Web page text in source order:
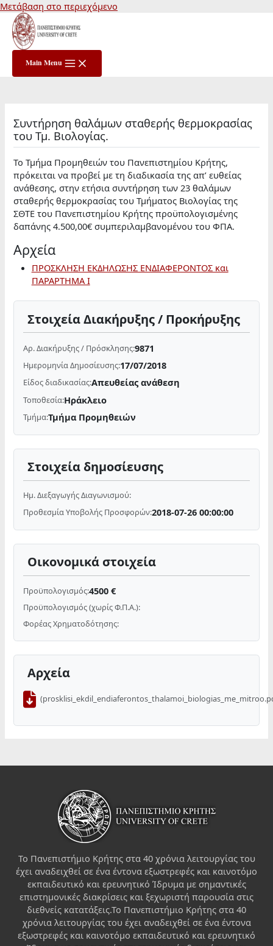
Μετάβαση στο περιεχόμενο
Main Menu
Συντήρηση θαλάμων σταθερής θερμοκρασίας
του Τμ. Βιολογίας.
Το Τμήμα Προμηθειών του Πανεπιστημίου Κρήτης,
πρόκειται να προβεί με τη διαδικασία της απ’ ευθείας
ανάθεσης, στην ετήσια συντήρηση των 23 θαλάμων
σταθερής θερμοκρασίας του Τμήματος Βιολογίας της
ΣΘΤΕ του Πανεπιστημίου Κρήτης προϋπολογισμένης
δαπάνης 4.500,00€ συμπεριλαμβανομένου του ΦΠΑ.
Αρχεία
ΠΡΟΣΚΛΗΣΗ ΕΚΔΗΛΩΣΗΣ ΕΝΔΙΑΦΕΡΟΝΤΟΣ και
ΠΑΡΑΡΤΗΜΑ Ι
Στοιχεία Διακήρυξης / Προκήρυξης
Αρ. Διακήρυξης / Πρόσκλησης:9871
Ημερομηνία Δημοσίευσης:17/07/2018
Είδος διαδικασίας:Απευθείας ανάθεση
Τοποθεσία:Ηράκλειο
Τμήμα:Τμήμα Προμηθειών
Στοιχεία δημοσίευσης
Ημ. Διεξαγωγής Διαγωνισμού:
Προθεσμία Υποβολής Προσφορών:2018-07-26 00:00:00
Οικονομικά στοιχεία
Προϋπολογισμός:4500 €
Προϋπολογισμός (χωρίς Φ.Π.Α.):
Φορέας Χρηματοδότησης:
Αρχεία
Το Πανεπιστήμιο Κρήτης στα 40 χρόνια λειτουργίας του
έχει αναδειχθεί σε ένα έντονα εξωστρεφές και καινοτόμο
εκπαιδευτικό και ερευνητικό Ίδρυμα με σημαντικές
επιστημονικές διακρίσεις και ξεχωριστή παρουσία στις
διεθνείς κατατάξεις.Το Πανεπιστήμιο Κρήτης στα 40
χρόνια λειτουργίας του έχει αναδειχθεί σε ένα έντονα
εξωστρεφές και καινοτόμο εκπαιδευτικό και ερευνητικό